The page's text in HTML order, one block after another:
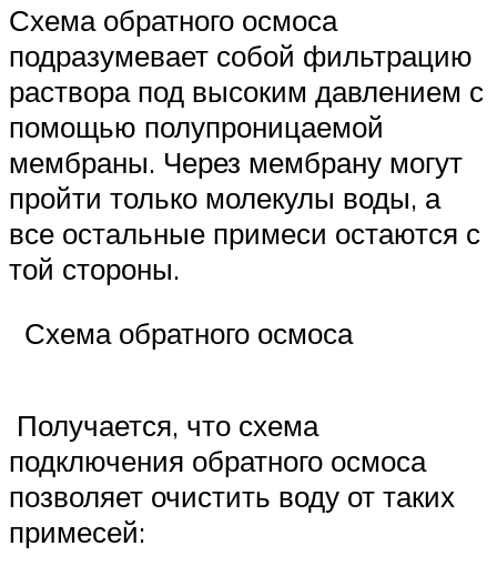
Схема обратного осмоса
подразумевает собой фильтрацию
раствора под высоким давлением с
помощью полупроницаемой
мембраны. Через мембрану могут
пройти только молекулы воды, а
все остальные примеси остаются с
той стороны.
Схема обратного осмоса
Получается, что схема
подключения обратного осмоса
позволяет очистить воду от таких
примесей: